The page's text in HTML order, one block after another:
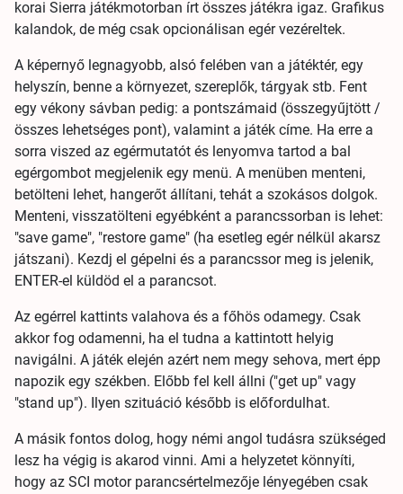
korai Sierra játékmotorban írt összes játékra igaz. Grafikus
kalandok, de még csak opcionálisan egér vezéreltek.
A képernyő legnagyobb, alsó felében van a játéktér, egy
helyszín, benne a környezet, szereplők, tárgyak stb. Fent
egy vékony sávban pedig: a pontszámaid (összegyűjtött /
összes lehetséges pont), valamint a játék címe. Ha erre a
sorra viszed az egérmutatót és lenyomva tartod a bal
egérgombot megjelenik egy menü. A menüben menteni,
betölteni lehet, hangerőt állítani, tehát a szokásos dolgok.
Menteni, visszatölteni egyébként a parancssorban is lehet:
"save game", "restore game" (ha esetleg egér nélkül akarsz
játszani). Kezdj el gépelni és a parancssor meg is jelenik,
ENTER-el küldöd el a parancsot.
Az egérrel kattints valahova és a főhös odamegy. Csak
akkor fog odamenni, ha el tudna a kattintott helyig
navigálni. A játék elején azért nem megy sehova, mert épp
napozik egy székben. Előbb fel kell állni ("get up" vagy
"stand up"). Ilyen szituáció később is előfordulhat.
A másik fontos dolog, hogy némi angol tudásra szükséged
lesz ha végig is akarod vinni. Ami a helyzetet könnyíti,
hogy az SCI motor parancsértelmezője lényegében csak